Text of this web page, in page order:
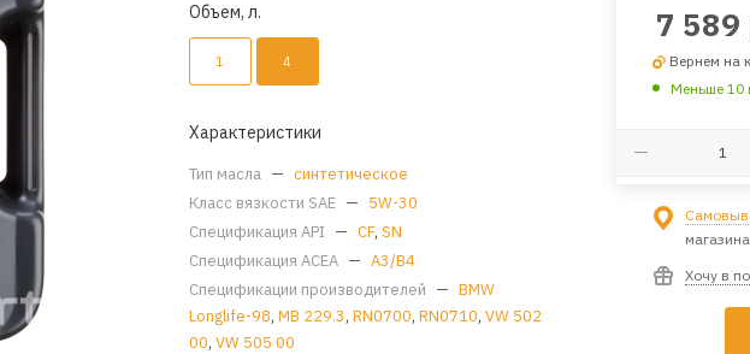
Объем, л.
1 4
Характеристики
Тип масла — синтетическое
Класс вязкости SAE — 5W-30
Спецификация API — CF,SN
Спецификация ACEA — A3/B4
Спецификации производителей — BMW
Longlife-98,MB 229.3,RN0700,RN0710,VW 502
00,VW 505 00
7 589
Вернем на
Меньше 10
Хочу в